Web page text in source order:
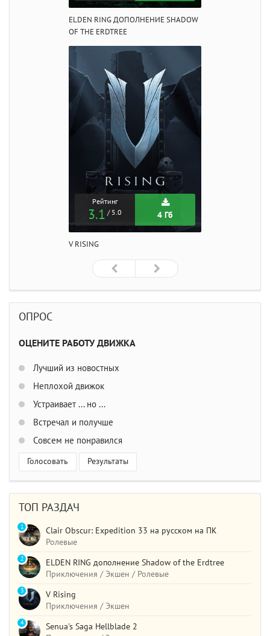
ELDEN RING ДОПОЛНЕНИЕ SHADOW
OF THE ERDTREE
Рейтинг
3.1 / 5.0 4 Гб
V RISING
ОПРОС
ОЦЕНИТЕ РАБОТУ ДВИЖКА
Лучший из новостных
Неплохой движок
Устраивает ... но ...
Встречал и получше
Совсем не понравился
Голосовать Результаты
ТОП РАЗДАЧ
Clair Obscur: Expedition 33 на русском на ПК
Ролевые
1
ELDEN RING дополнение Shadow of the Erdtree
Приключения / Экшен / Ролевые
2
V Rising
Приключения / Экшен
3
Senua's Saga Hellblade 2
4